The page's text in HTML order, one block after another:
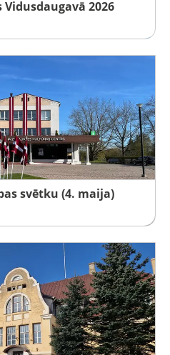
2026
svētku (4. maija)